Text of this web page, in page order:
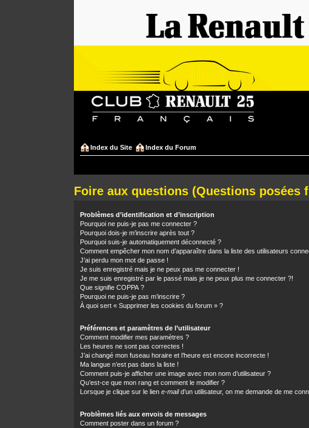
Index du Site Index du Forum
Foire aux questions (Questions posées
Problèmes d’identification et d’inscription
Pourquoi ne puis-je pas me connecter ?
Pourquoi dois-je m’inscrire après tout ?
Pourquoi suis-je automatiquement déconnecté ?
Comment empêcher mon nom d’apparaître dans la liste des utilisateurs
J’ai perdu mon mot de passe !
Je suis enregistré mais je ne peux pas me connecter !
Je me suis enregistré par le passé mais je ne peux plus me connecter ?!
Que signifie COPPA ?
Pourquoi ne puis-je pas m’inscrire ?
À quoi sert « Supprimer les cookies du forum » ?
Préférences et paramètres de l’utilisateur
Comment modifier mes paramètres ?
Les heures ne sont pas correctes !
J’ai changé mon fuseau horaire et l’heure est encore incorrecte !
Ma langue n’est pas dans la liste !
Comment puis-je afficher une image avec mon nom d’utilisateur ?
Qu’est-ce que mon rang et comment le modifier ?
Lorsque je clique sur le lien e-maild’un utilisateur, on me demande de me
Problèmes liés aux envois de messages
Comment poster dans un forum ?